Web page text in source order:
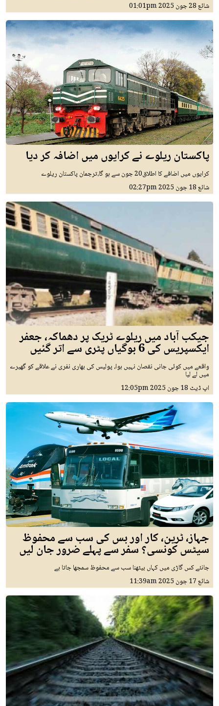
شائع28 جون 2025 01:01pm
پاکستان ریلوے نے کرایوں میں اضافہ کر دیا
کرایوں میں اضافے کا اطلاق20 جون سے ہو گا،ترجمان پاکستان ریلوے
شائع18 جون 2025 02:27pm
جیکب آباد میں ریلوے ٹریک پر دھماکہ، جعفر
ایکسپریس کی 6 بوگیاں پٹری سے اتر گئیں
واقعے میں کوئی جانی نقصان نہیں ہوا، پولیس کی بھاری نفری نے علاقے کو گھیرے
میں لے لیا
اپ ڈیٹ 18 جون 2025 12:05pm
جہاز، ٹرین، کار اور بس کی سب سے محفوظ
سیٹس کونسی؟ سفر سے پہلے ضرور جان لیں
جانئے کس گاڑی میں کہاں بیٹھنا سب سے محفوظ سمجھا جاتا ہے
شائع17 جون 2025 11:39am